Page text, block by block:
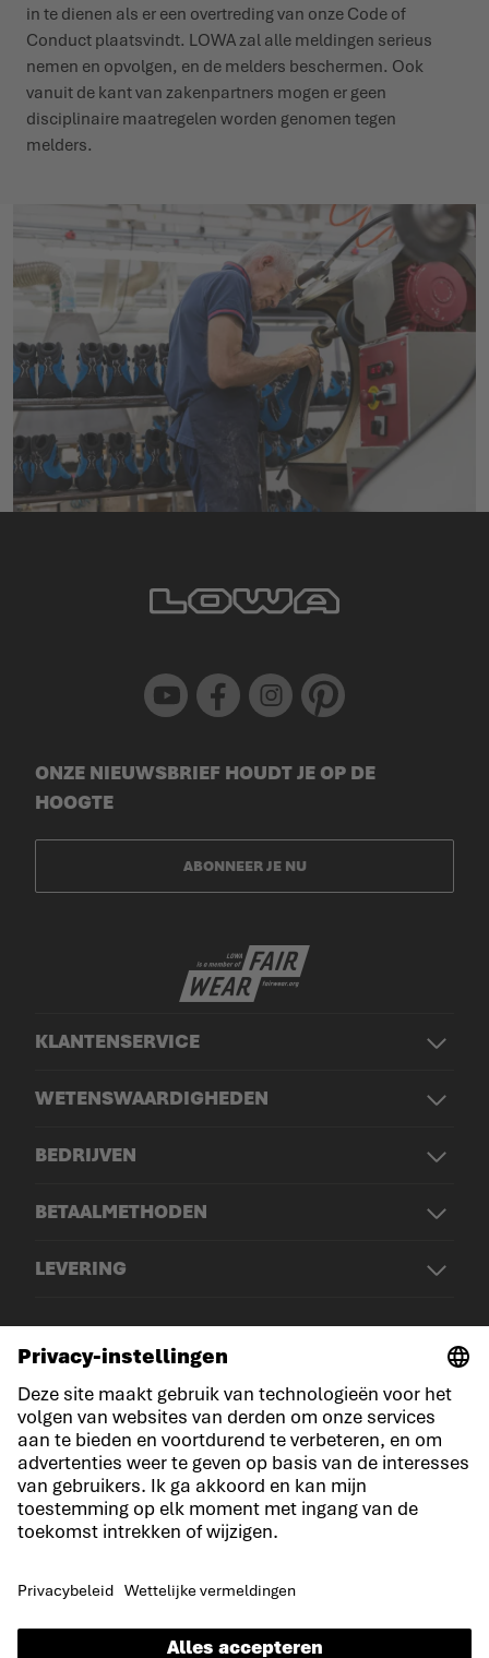
in te dienen als er een overtreding van onze Code of
Conduct plaatsvindt. LOWA zal alle meldingen serieus
nemen en opvolgen, en de melders beschermen. Ook
vanuit de kant van zakenpartners mogen er geen
disciplinaire maatregelen worden genomen tegen
melders.
Youtube Facebook Instagram Pinterest
KLANTENSERVICE
WETENSWAARDIGHEDEN
BEDRIJVEN
BETAALMETHODEN
LEVERING
ONZE NIEUWSBRIEF HOUDT JE OP DE
HOOGTE
ABONNEER JE NU
© LOWA Sportschuhe GmbH
Aankondiging
Privacy
Cookies
Concurrentievoorwaarden
Verklaring over toegankelijkheid